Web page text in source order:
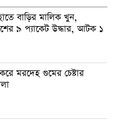
হাতে বাড়ির মালিক খুন,
৯ প্যাকেট উদ্ধার, আটক ১
মরদেহ গুমের চেষ্টার